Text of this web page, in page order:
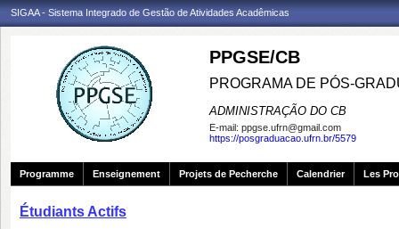
SIGAA - Sistema Integrado de Gestão de Atividades Acadêmicas
PPGSE/CB
PROGRAMA DE PÓS-
ADMINISTRAÇÃO DO CB
E-mail: ppgse.ufrn@gmail.com
https://posgraduacao.ufrn.br/5579
Programme Enseignement Projets de Pecherche Calendrier Les
Étudiants Actifs